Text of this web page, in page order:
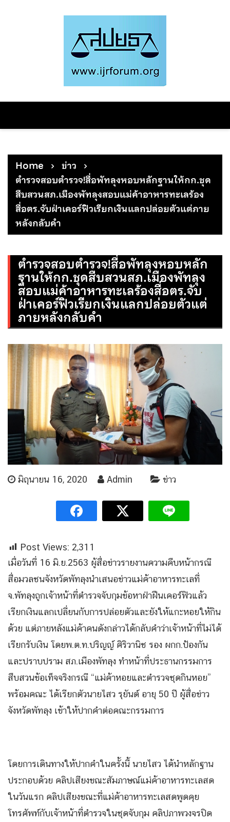
Home
ข่าว
ตำรวจสอบตำรวจ!สื่อพัทลุงหอบหลักฐานให้กก.ชุด
สืบสวนสภ.เมืองพัทลุงสอบแม่ค้าอาหารทะเลร้อง
สื่อตร.จับฝ่าเคอร์ฟิวเรียกเงินแลกปล่อยตัวแต่ภาย
หลังกลับคำ
ตำรวจสอบตำรวจ!สื่อพัทลุงหอบหลัก
ฐานให้กก.ชุดสืบสวนสภ.เมืองพัทลุง
สอบแม่ค้าอาหารทะเลร้องสื่อตร.จับ
ฝ่าเคอร์ฟิวเรียกเงินแลกปล่อยตัวแต่
ภายหลังกลับคำ
มิถุนายน 16, 2020 Admin ข่าว
Post Views: 2,311
เมื่อวันที่ 16 มิ.ย.2563 ผู้สื่อข่าวรายงานความคืบหน้ากรณี
สื่อมวลชนจังหวัดพัทลุงนำเสนอข่าวแม่ค้าอาหารทะเลที่
จ.พัทลุงถูกเจ้าหน้าที่ตำรวจจับกุมข้อหาฝ่าฝืนเคอร์ฟิวแล้ว
เรียกเงินแลกเปลี่ยนกับการปล่อยตัวและยังให้แกะหอยให้กิน
ด้วย แต่ภายหลังแม่ค้าคนดังกล่าวได้กลับคำว่าเจ้าหน้าที่ไม่ได้
เรียกรับเงิน โดยพ.ต.ท.ปริญญ์ ศิริวานิช รอง ผกก.ป้องกัน
และปราบปราม สภ.เมืองพัทลุง ทำหน้าที่ประธานกรรมการ
สืบสวนข้อเท็จจริงกรณี “แม่ค้าหอยและตำรวจชุดกินหอย”
พร้อมคณะ ได้เรียกตัวนายไสว รุยันต์ อายุ 50 ปี ผู้สื่อข่าว
จังหวัดพัทลุง เข้าให้ปากคำต่อคณะกรรมการ
โดยการเดินทางให้ปากคำในครั้งนี้ นายไสว ได้นำหลักฐาน
ประกอบด้วย คลิปเสียงขณะสัมภาษณ์แม่ค้าอาหารทะเลสด
ในวันแรก คลิปเสียงขณะที่แม่ค้าอาหารทะเลสดพูดคุย
โทรศัพท์กับเจ้าหน้าที่ตำรวจในชุดจับกุม คลิปภาพวงจรปิด